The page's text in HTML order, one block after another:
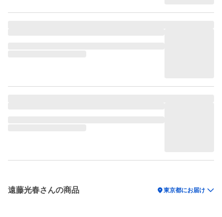
遠藤光春さんの商品 location_on東京都にお届け